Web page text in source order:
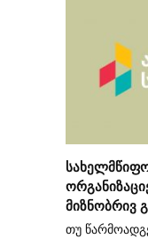
მიზნობრივ
თუ